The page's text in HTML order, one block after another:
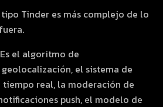
Tinder es más complejo de lo
el algoritmo de
el sistema de
tiempo real, la moderación de
push, el modelo de